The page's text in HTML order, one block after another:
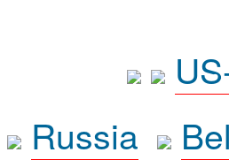
Russia